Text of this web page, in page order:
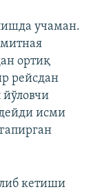
учаман.
ортиқ
рейсдан
исми
кетиши